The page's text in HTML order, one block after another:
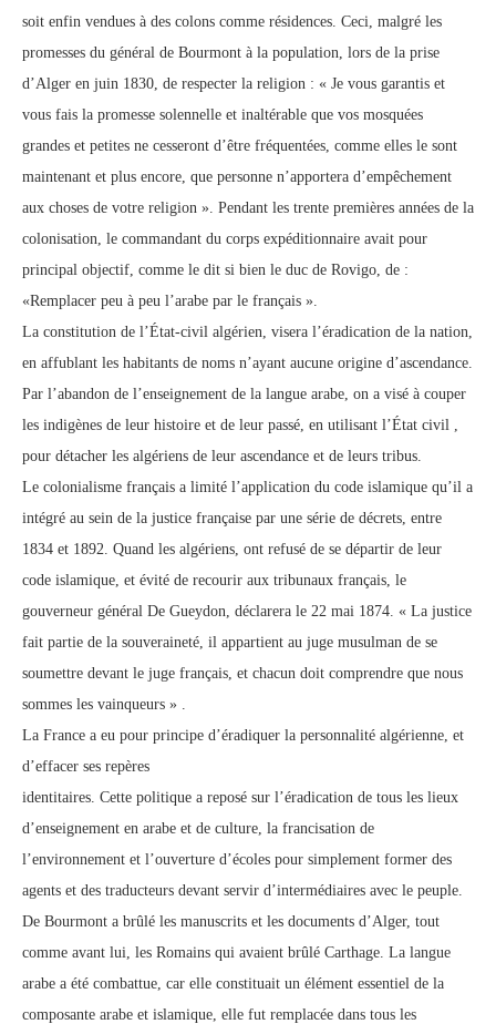
soit enfin vendues à des colons comme résidences. Ceci, malgré les
promesses du général de Bourmont à la population, lors de la prise
d’Alger en juin 1830, de respecter la religion : « Je vous garantis et
vous fais la promesse solennelle et inaltérable que vos mosquées
grandes et petites ne cesseront d’être fréquentées, comme elles le sont
maintenant et plus encore, que personne n’apportera d’empêchement
aux choses de votre religion ». Pendant les trente premières années de la
colonisation, le commandant du corps expéditionnaire avait pour
principal objectif, comme le dit si bien le duc de Rovigo, de :
«Remplacer peu à peu l’arabe par le français ».
La constitution de l’État-civil algérien, visera l’éradication de la nation,
en affublant les habitants de noms n’ayant aucune origine d’ascendance.
Par l’abandon de l’enseignement de la langue arabe, on a visé à couper
les indigènes de leur histoire et de leur passé, en utilisant l’État civil ,
pour détacher les algériens de leur ascendance et de leurs tribus.
Le colonialisme français a limité l’application du code islamique qu’il a
intégré au sein de la justice française par une série de décrets, entre
1834 et 1892. Quand les algériens, ont refusé de se départir de leur
code islamique, et évité de recourir aux tribunaux français, le
gouverneur général De Gueydon, déclarera le 22 mai 1874. « La justice
fait partie de la souveraineté, il appartient au juge musulman de se
soumettre devant le juge français, et chacun doit comprendre que nous
sommes les vainqueurs » .
La France a eu pour principe d’éradiquer la personnalité algérienne, et
d’effacer ses repères
identitaires. Cette politique a reposé sur l’éradication de tous les lieux
d’enseignement en arabe et de culture, la francisation de
l’environnement et l’ouverture d’écoles pour simplement former des
agents et des traducteurs devant servir d’intermédiaires avec le peuple.
De Bourmont a brûlé les manuscrits et les documents d’Alger, tout
comme avant lui, les Romains qui avaient brûlé Carthage. La langue
arabe a été combattue, car elle constituait un élément essentiel de la
composante arabe et islamique, elle fut remplacée dans tous les